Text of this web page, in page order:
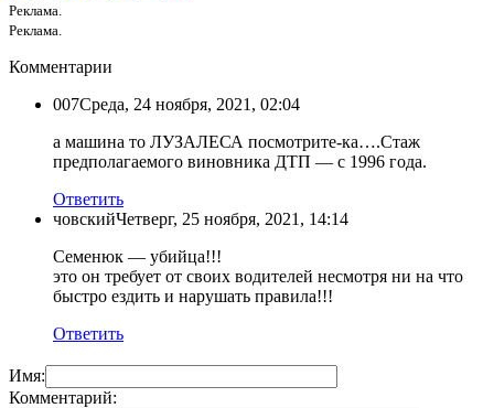
Реклама.
Реклама.
Комментарии
007Среда, 24 ноября, 2021, 02:04
а машина то ЛУЗАЛЕСА посмотрите-ка….Стаж
предполагаемого виновника ДТП — с 1996 года.
Ответить
човскийЧетверг, 25 ноября, 2021, 14:14
Семенюк — убийца!!!
это он требует от своих водителей несмотря ни на что
быстро ездить и нарушать правила!!!
Ответить
Имя:
Комментарий: